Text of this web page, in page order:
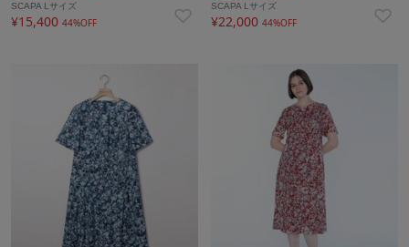
SCAPA Lサイズ
¥15,400 44%OFF
SCAPA Lサイズ
¥22,00044%OFF